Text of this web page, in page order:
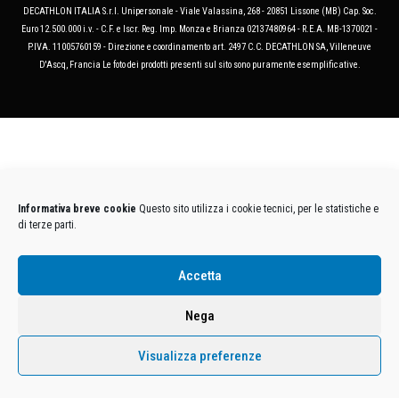
Informativa breve cookie Questo sito utilizza i cookie tecnici, per le statistiche e
di terze parti.
Accetta
Nega
Visualizza preferenze
DECATHLON ITALIA S.r.l. Unipersonale - Viale Valassina, 268 - 20851 Lissone (MB) Cap. Soc.
Euro 12.500.000 i.v. - C.F. e Iscr. Reg. Imp. Monza e Brianza 02137480964 - R.E.A. MB-1370021 -
P.IVA. 11005760159 - Direzione e coordinamento art. 2497 C.C. DECATHLON SA, Villeneuve
D'Ascq, Francia Le foto dei prodotti presenti sul sito sono puramente esemplificative.